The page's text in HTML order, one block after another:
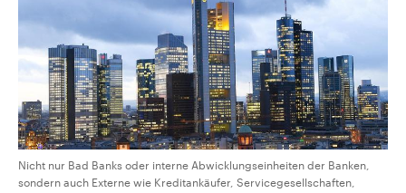
Nicht nur Bad Banks oder interne Abwicklungseinheiten der Banken,
sondern auch Externe wie Kreditankäufer, Servicegesellschaften,